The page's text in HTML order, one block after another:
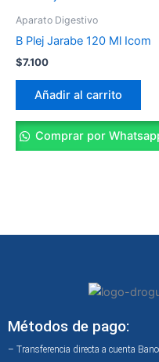
Aparato Digestivo
B Plej Jarabe 120 Ml Icom
$7.100
Añadir al carrito
Comprar por
Métodos de pago:
– Transferencia directa a cuenta